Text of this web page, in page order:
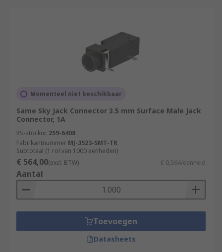
Momenteel niet beschikbaar
Same Sky Jack Connector 3.5 mm Surface Male Jack
Connector, 1A
RS-stocknr. 259-6408
Fabrikantnummer MJ-3523-SMT-TR
Subtotaal (1 rol van 1000 eenheden)
€ 564,00(excl. BTW) € 0,564/eenheid
Aantal
Toevoegen
Datasheets